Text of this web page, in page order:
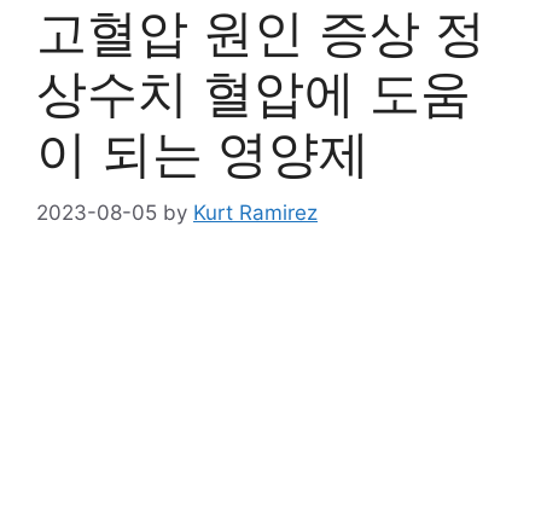
고혈압 원인 증상 정
상수치 혈압에 도움
이 되는 영양제
2023-08-05 by Kurt Ramirez